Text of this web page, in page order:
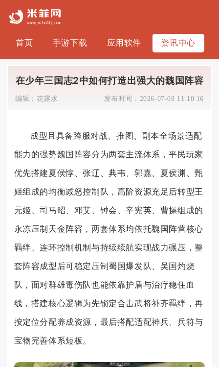
首页 手游下载 应用软件 资讯中心
在少年三国志2中如何打造出强大的魏国阵容
编辑： 花露水 发布时间： 2026-07-08 11:10:16
成型且具备跨服对战、推图、副本全场景适配
能力的强势魏国阵容分为两套主流体系，平民玩家
优先搭建夏侯惇、张辽、典韦、郭嘉、夏侯渊、甄
姬组成的均衡减怒控制队，高阶资源充足后转型王
元姬、司马昭、邓艾、钟会、辛宪英、曹操组成的
永冻压制天金阵容，两套体系均依托魏国阵营核心
羁绊、连环控制机制与持续续航实现战力碾压，整
套阵容成型后可稳定压制蜀国爆发队、吴国灼烧
队，面对群雄毒伤队也能依靠护盾与治疗稳住血
线，搭建核心逻辑为先锁定合击武将补齐羁绊，再
按定位分配养成资源，最后搭配适配神兵、兵符与
宝物完善体系短板。